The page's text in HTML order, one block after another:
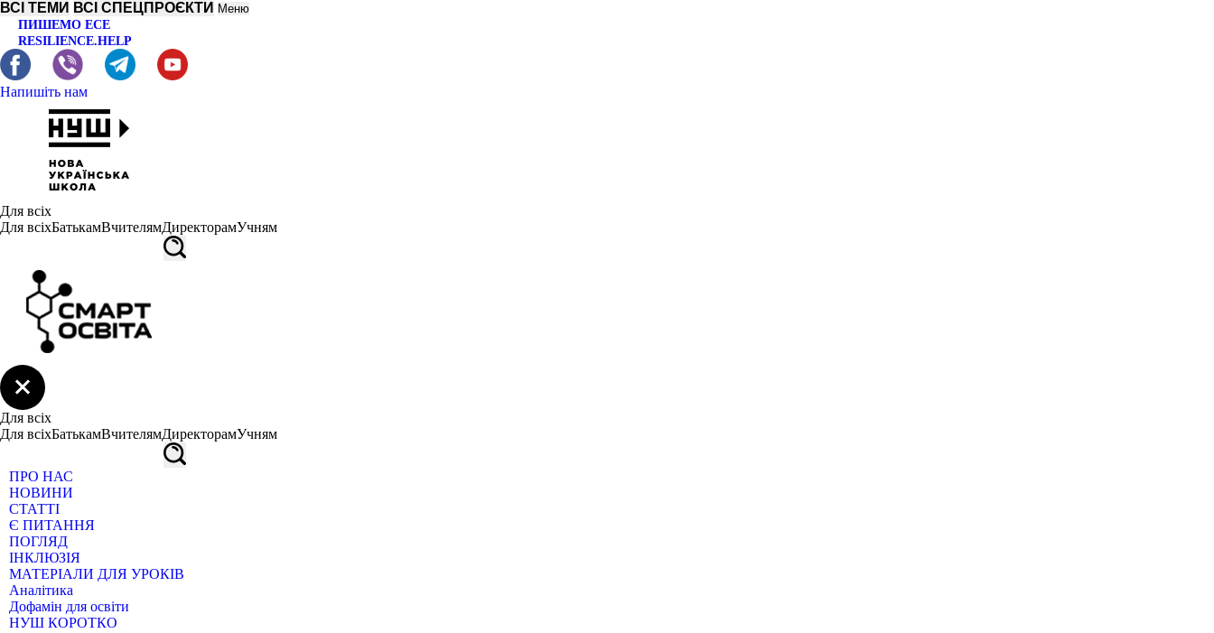
ВСІ ТЕМИ ВСІ СПЕЦПРОЄКТИ Меню
ПИШЕМО ЕСЕ
RESILIENCE.HELP
Напишіть нам
Для всіх
Для всіхБатькамВчителямДиректорамУчням
Для всіх
Для всіхБатькамВчителямДиректорамУчням
ПРО НАС
НОВИНИ
СТАТТІ
Є ПИТАННЯ
ПОГЛЯД
ІНКЛЮЗІЯ
МАТЕРІАЛИ ДЛЯ УРОКІВ
Аналітика
Дофамін для освіти
НУШ КОРОТКО